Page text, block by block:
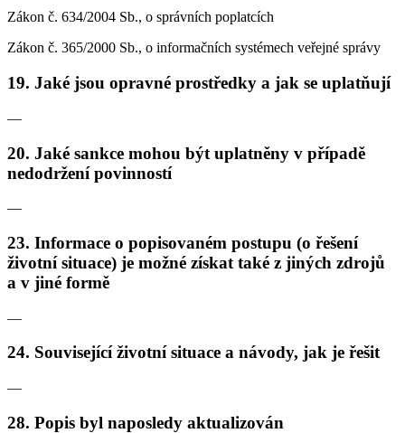
Zákon č. 634/2004 Sb., o správních poplatcích
Zákon č. 365/2000 Sb., o informačních systémech veřejné správy
19. Jaké jsou opravné prostředky a jak se uplatňují
—
20. Jaké sankce mohou být uplatněny v případě
nedodržení povinností
—
23. Informace o popisovaném postupu (o řešení
životní situace) je možné získat také z jiných zdrojů
a v jiné formě
—
24. Související životní situace a návody, jak je řešit
—
28. Popis byl naposledy aktualizován